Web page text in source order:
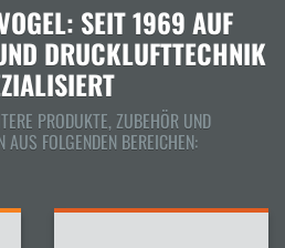
SEIT 1969 AUF
DRUCKLUFTTECHNIK
PRODUKTE, ZUBEHÖR UND
AUS FOLGENDEN BEREICHEN: